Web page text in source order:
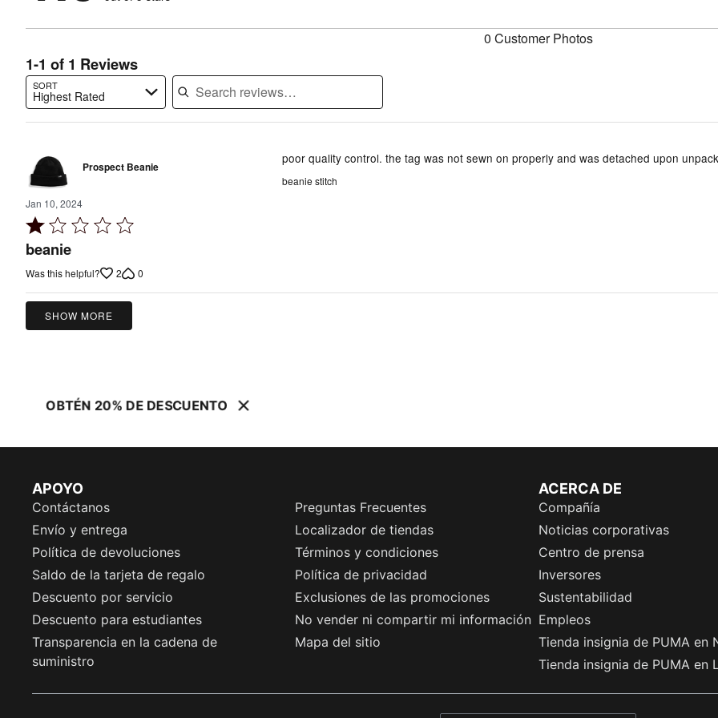
reviewers
reviewers
0 Customer Photos
1-1 of 1 Reviews
SORT
Highest Rated
Search reviews…
Prospect Beanie
Jan 10, 2024
Rated
1
of
5
beanie
poor quality control. the tag was not sewn on properly and was detached upon
beanie stitch
Was this helpful? 2 0
SHOW MORE
OBTÉN 20% DE DESCUENTO
APOYO
Contáctanos
Preguntas Frecuentes
Envío y entrega
Localizador de tiendas
Política de devoluciones
Términos y condiciones
Saldo de la tarjeta de regalo
Política de privacidad
Descuento por servicio
Exclusiones de las promociones
Descuento para estudiantes
No vender ni compartir mi información
Transparencia en la cadena de
suministro
Mapa del sitio
ACERCA DE
Compañía
Noticias corporativas
Centro de prensa
Inversores
Sustentabilidad
Empleos
Tienda insignia de PUMA en
Tienda insignia de PUMA en